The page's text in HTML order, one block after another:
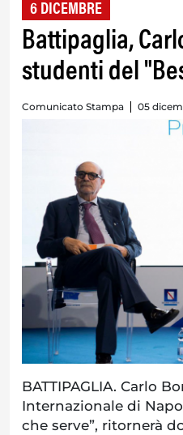
6 DICEMBRE
Battipaglia,
studenti del
Comunicato Stampa 05
BATTIPAGLIA. Carlo
Internazionale di
che serve”, ritornerà